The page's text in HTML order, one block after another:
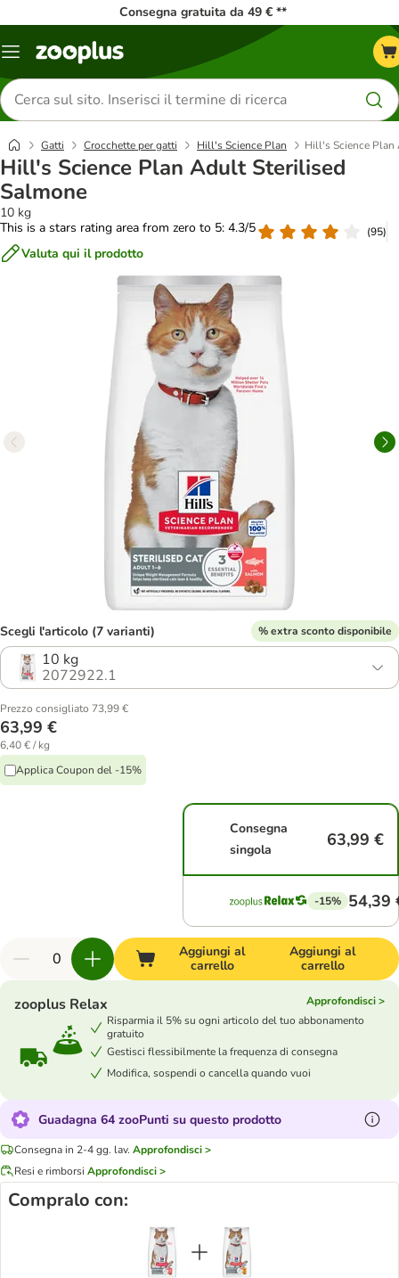
Consegna gratuita da 49 € **
Overview
Cerca
prodotti
Gatti Crocchette per gatti Hill's Science Plan Hill's Science Plan
Hill's Science Plan Adult Sterilised
Salmone
10 kg
This is a stars rating area from zero to 5: 4.3/5
(95)
Valuta qui il prodotto
Scegli l'articolo (7 varianti) % extra sconto disponibile
10 kg
2072922.1
Prezzo consigliato 73,99 €
63,99 €
6,40 € / kg
Applica Coupon del -15%
Consegna
singola
63,99 €
-15% 54,39
Aggiungi al
carrello
Aggiungi al
carrello
zooplus Relax
Approfondisci >
Risparmia il 5% su ogni articolo del tuo abbonamento
gratuito
Gestisci flessibilmente la frequenza di consegna
Modifica, sospendi o cancella quando vuoi
Guadagna 64 zooPunti su questo prodotto
Consegna in 2-4 gg. lav. Approfondisci >
Resi e rimborsi Approfondisci >
Compralo con: